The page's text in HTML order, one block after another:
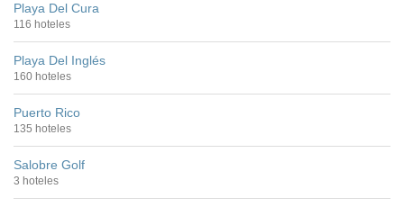
Playa Del Cura
116 hoteles
Playa Del Inglés
160 hoteles
Puerto Rico
135 hoteles
Salobre Golf
3 hoteles